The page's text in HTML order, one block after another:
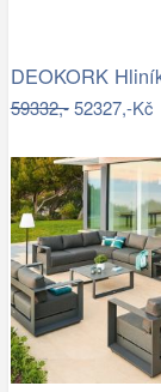
59332,-52327,-Kč